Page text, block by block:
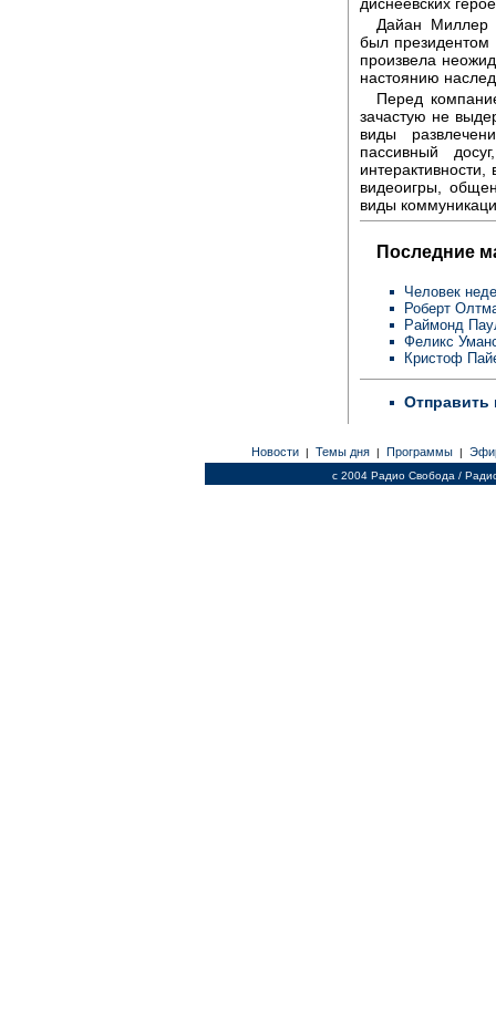
Дайан Миллер
был
произвела
настоянию
Перед
зачастую не
виды
пассивный
видеоигры,
виды
Последние
Человек
Роберт
Раймонд
Феликс
Кристоф
Отправить
Новости | Темы дня | Программы |
c 2004 Радио Свобода /